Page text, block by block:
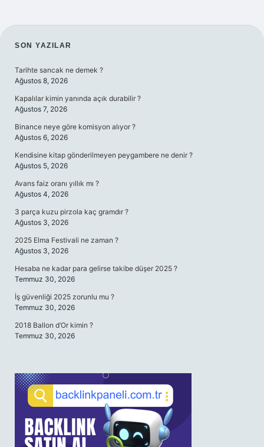
SIDEBAR
SON YAZILAR
Tarihte sancak ne demek ?
Ağustos 8, 2026
Kapalılar kimin yanında açık durabilir ?
Ağustos 7, 2026
Binance neye göre komisyon alıyor ?
Ağustos 6, 2026
Kendisine kitap gönderilmeyen peygambere ne denir ?
Ağustos 5, 2026
Avans faiz oranı yıllık mı ?
Ağustos 4, 2026
3 parça kuzu pirzola kaç gramdır ?
Ağustos 3, 2026
2025 Elma Festivali ne zaman ?
Ağustos 3, 2026
Hesaba ne kadar para gelirse takibe düşer 2025 ?
Temmuz 30, 2026
İş güvenliği 2025 zorunlu mu ?
Temmuz 30, 2026
2018 Ballon d’Or kimin ?
Temmuz 30, 2026